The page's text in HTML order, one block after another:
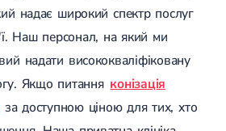
надає широкий спектр послуг
Наш персонал, на який ми
надати висококваліфіковану
Якщо питання конізація
за доступною ціною для тих, хто